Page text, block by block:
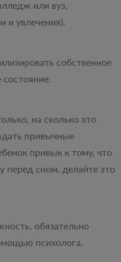
или вуз,
и увлечения).
собственное
состояние.
на сколько это
привычные
привык к тому, что
перед сном, делайте это
обязательно
психолога.